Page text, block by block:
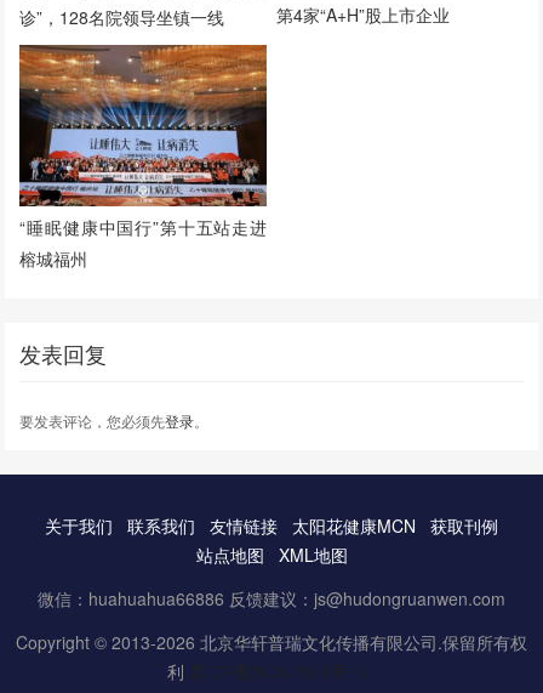
诊”，128名院领导坐镇一线
第4家“A+H”股上市企业
“睡眠健康中国行”第十五站走进
榕城福州
发表回复
要发表评论，您必须先登录。
关于我们 联系我们 友情链接 太阳花健康MCN
获取刊例
站点地图
XML地图
微信：huahuahua66886 反馈建议：js@hudongruanwen.com
Copyright © 2013-2026 北京华轩普瑞文化传播有限公司.保留所有权
利 京ICP备16061888号-3